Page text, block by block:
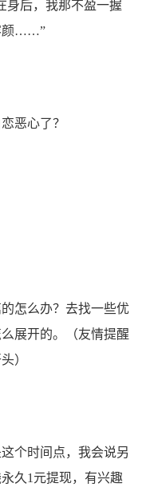
身后，我那不盈一握
颜……”
恶心了？
怎么办？去找一些优
展开的。（友情提醒
）
个时间点，我会说另
久1元提现，有兴趣